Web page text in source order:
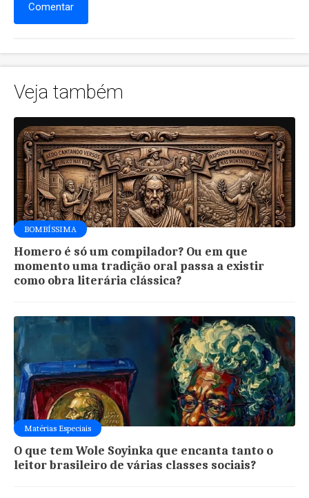
Comentar
Veja também
BOMBÍSSIMA
Homero é só um compilador? Ou em que
momento uma tradição oral passa a existir
como obra literária clássica?
Matérias Especiais
O que tem Wole Soyinka que encanta tanto o
leitor brasileiro de várias classes sociais?